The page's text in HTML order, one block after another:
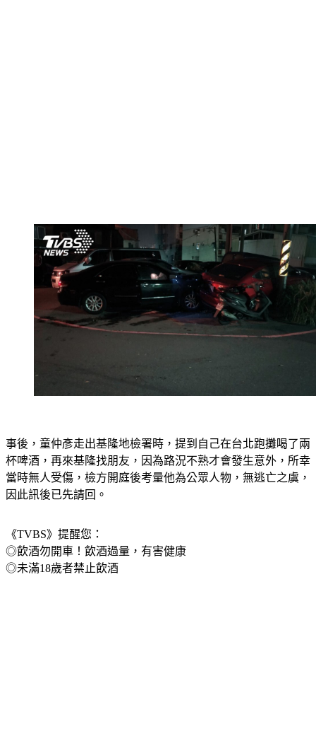
事後，童仲彥走出基隆地檢署時，提到自己在台北跑攤喝了兩
杯啤酒，再來基隆找朋友，因為路況不熟才會發生意外，所幸
當時無人受傷，檢方開庭後考量他為公眾人物，無逃亡之虞，
因此訊後已先請回。
《TVBS》提醒您：
◎飲酒勿開車！飲酒過量，有害健康
◎未滿18歲者禁止飲酒